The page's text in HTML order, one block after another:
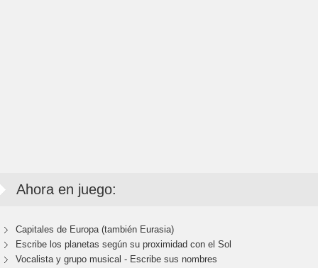
Ahora en juego:
Capitales de Europa (también Eurasia)
Escribe los planetas según su proximidad con el Sol
Vocalista y grupo musical - Escribe sus nombres